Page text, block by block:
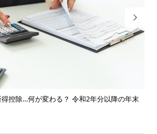
控除…何が変わる？ 令和2年分以降の年末
